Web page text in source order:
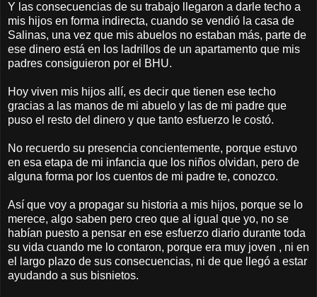
Y las consecuencias de su trabajo llegaron a darle techo a
mis hijos en forma indirecta, cuando se vendió la casa de
Salinas, una vez que mis abuelos no estaban más, parte de
ese dinero está en los ladrillos de un apartamento que mis
padres consiguieron por el BHU.
Hoy viven mis hijos allí, es decir que tienen ese techo
gracias a las manos de mi abuelo y las de mi padre que
puso el resto del dinero y que tanto esfuerzo le costó.
No recuerdo su presencia concientemente, porque estuvo
en esa etapa de mi infancia que los niños olvidan, pero de
alguna forma por los cuentos de mi padre te, conozco.
Así que voy a propagar su historia a mis hijos, porque se lo
merece, algo saben pero creo que al igual que yo, no se
habían puesto a pensar en ese esfuerzo diario durante toda
su vida cuando me lo contaron, porque era muy joven , ni en
el largo plazo de sus consecuencias, ni de que llegó a estar
ayudando a sus bisnietos.